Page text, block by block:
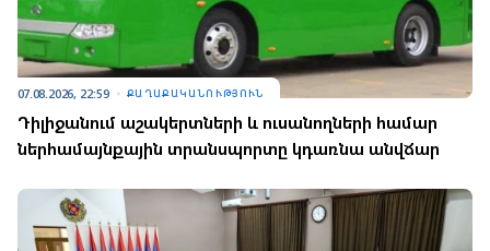
07.08.2026, 22:59 ՔԱՂԱՔԱԿԱՆՈՒԹՅՈՒՆ
Դիլիջանում աշակերտների և ուսանողների համար
ներհամայնքային տրանսպորտը կդառնա անվճար